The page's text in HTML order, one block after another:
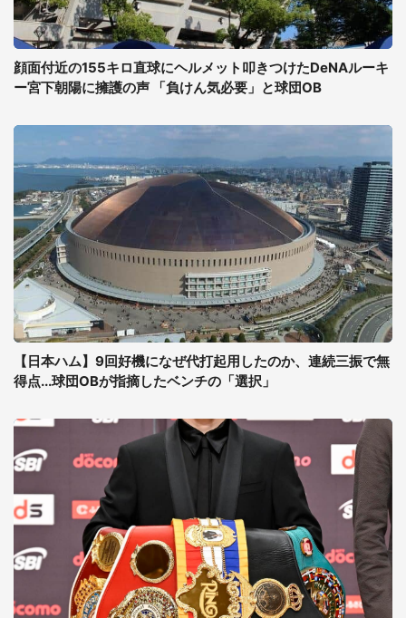
顔面付近の155キロ直球にヘルメット叩きつけたDeNAルーキ
ー宮下朝陽に擁護の声 「負けん気必要」と球団OB
【日本ハム】9回好機になぜ代打起用したのか、連続三振で無
得点...球団OBが指摘したベンチの「選択」